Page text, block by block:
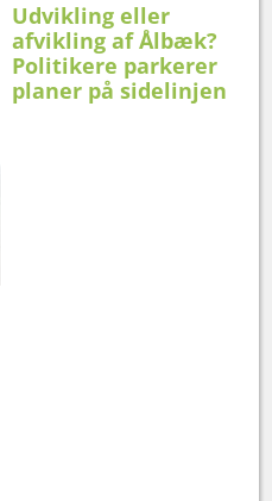
Udvikling eller
afvikling af Ålbæk?
Politikere parkerer
planer på sidelinjen